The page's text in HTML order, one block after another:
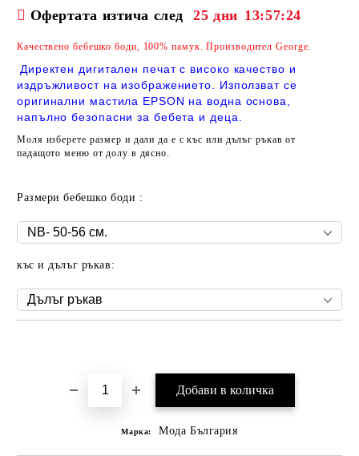
Офертата изтича след 25 дни 13:57:23
Качествено бебешко боди, 100% памук. Производител George.
Директен дигитален печат с високо качество и
издръжливост на изображението. Използват се
оригинални мастила EPSON на водна основа,
напълно безопасни за бебета и деца.
Моля изберете размер и дали да е с къс или дълъг ръкав от
падащото меню от долу в дясно.
Размери бебешко боди :
къс и дълъг ръкав:
Марка: Мода България